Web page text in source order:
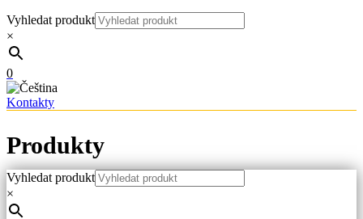
Vyhledat produkt
×
0
Kontakty
Produkty
Hlavní strana
Vyhledat produkt
×